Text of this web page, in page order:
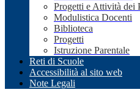
Progetti e Attività dei
Modulistica Docenti
Biblioteca
Progetti
Istruzione Parentale
Reti di Scuole
Accessibilità al sito web
Note Legali